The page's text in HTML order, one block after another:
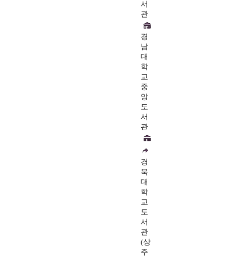
서
관
경
남
대
학
교
중
앙
도
서
관
경
북
대
학
교
도
서
관
(상
주